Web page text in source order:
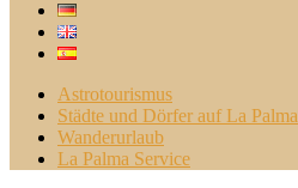
Astrotourismus
Städte und Dörfer auf La Palma
Wanderurlaub
La Palma Service